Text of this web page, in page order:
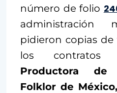
número de folio
pidieron copias de
los contratos
Productora de
Folklor de